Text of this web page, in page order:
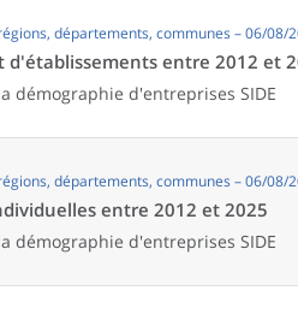
départements, communes – 06/08/
d'établissements entre 2012 et
démographie d'entreprises SIDE
départements, communes – 06/08/
entre 2012 et 2025
démographie d'entreprises SIDE